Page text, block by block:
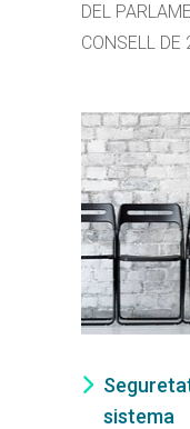
DEL
CONSELL DE
sistema